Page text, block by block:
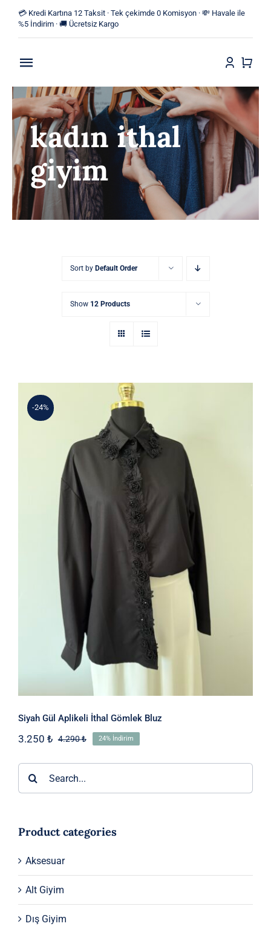
content
💳 Kredi Kartına 12 Taksit · Tek çekimde 0 Komisyon · 💸 Havale ile
%5 İndirim · 🚚 Ücretsiz Kargo
Toggle
Navigation
Anasayfa
Mağaza
Yeni Ürünler
Kategoriler
kadın ithal
giyim
Sort by Default Order
Show 12 Products
-24%
Siyah Gül Aplikeli İthal Gömlek Bluz
Siyah Gül Aplikeli İthal Gömlek Bluz
4.290₺Orijinal
3.250 ₺
Şu
3.250 ₺.
24% İndirim
Product categories
Aksesuar
Alt Giyim
Dış Giyim